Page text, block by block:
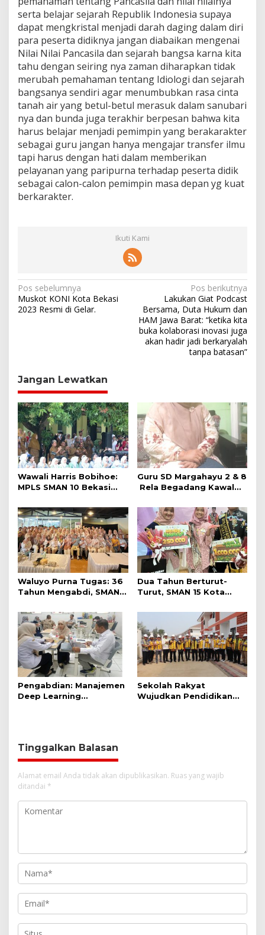
serta belajar sejarah Republik Indonesia supaya
dapat mengkristal menjadi darah daging dalam diri
para peserta didiknya jangan diabaikan mengenai
Nilai Nilai Pancasila dan sejarah bangsa karna kita
tahu dengan seiring nya zaman diharapkan tidak
merubah pemahaman tentang Idiologi dan sejarah
bangsanya sendiri agar menumbubkan rasa cinta
tanah air yang betul-betul merasuk dalam sanubari
nya dan bunda juga terakhir berpesan bahwa kita
harus belajar menjadi pemimpin yang berakarakter
sebagai guru jangan hanya mengajar transfer ilmu
tapi harus dengan hati dalam memberikan
pelayanan yang paripurna terhadap peserta didik
sebagai calon-calon pemimpin masa depan yg kuat
berkarakter.
Ikuti Kami
N
a
a
s
i
p
o
s
Pos sebelumnya
Muskot KONI Kota Bekasi
2023 Resmi di Gelar.
Pos berikutnya
Lakukan Giat Podcast
Bersama, Duta Hukum dan
HAM Jawa Barat: “ketika kita
buka kolaborasi inovasi juga
akan hadir jadi berkaryalah
tanpa batasan”
Jangan Lewatkan
Wawali Harris Bobihoe:
MPLS SMAN 10 Bekasi
Berkarakter
Guru SD Margahayu 2 & 8
Rela Begadang Kawal
Waluyo Purna Tugas: 36
Tahun Mengabdi, SMAN 5
Kepala Sekolah
Dua Tahun Berturut-
Turut, SMAN 15 Kota
GenRe Kota Bekasi
Pengabdian: Manajemen
Deep Learning
Selatan Bekasi.
Sekolah Rakyat
Wujudkan Pendidikan
Tinggalkan Balasan
Alamat email Anda tidak akan dipublikasikan. Ruas yang wajib
ditandai *